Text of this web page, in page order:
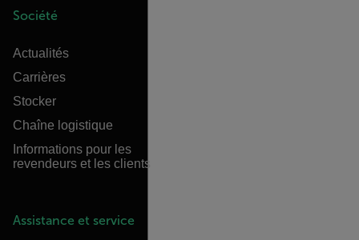
Société
Actualités
Carrières
Stocker
Chaîne logistique
Informations pour les
revendeurs et les clients
Assistance et service